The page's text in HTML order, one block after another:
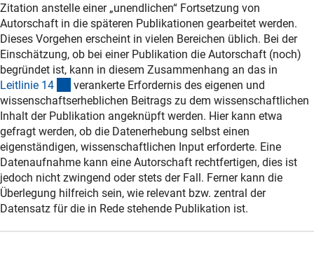
Zitation anstelle einer „unendlichen“ Fortsetzung von
Autorschaft in die späteren Publikationen gearbeitet werden.
Dieses Vorgehen erscheint in vielen Bereichen üblich. Bei der
Einschätzung, ob bei einer Publikation die Autorschaft (noch)
begründet ist, kann in diesem Zusammenhang an das in
Leitlinie 14 (interner Link)
verankerte Erfordernis des eigenen und
wissenschaftserheblichen Beitrags zu dem wissenschaftlichen
Inhalt der Publikation angeknüpft werden. Hier kann etwa
gefragt werden, ob die Datenerhebung selbst einen
eigenständigen, wissenschaftlichen Input erforderte. Eine
Datenaufnahme kann eine Autorschaft rechtfertigen, dies ist
jedoch nicht zwingend oder stets der Fall. Ferner kann die
Überlegung hilfreich sein, wie relevant bzw. zentral der
Datensatz für die in Rede stehende Publikation ist.